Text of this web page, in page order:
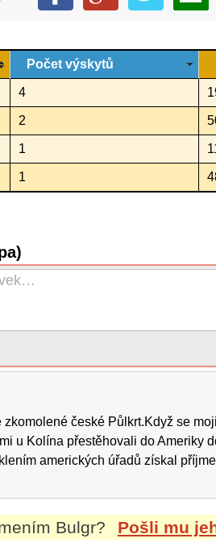
Počet výskytů
4
2
1
1
české Půlkrt.Když se
u Kolína přestěhovali do Ameriky
amerických úřadů získal
Bulgr? Pošli mu